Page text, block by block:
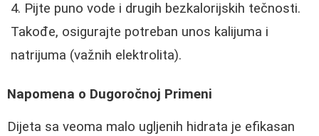
Pijte puno vode i drugih bezkalorijskih tečnosti.
Takođe, osigurajte potreban unos kalijuma i
natrijuma (važnih elektrolita).
Napomena o Dugoročnoj Primeni
Dijeta sa veoma malo ugljenih hidrata je efikasan